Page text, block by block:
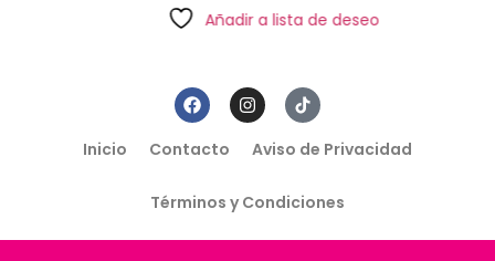
Añadir a lista de deseo
Inicio Contacto Aviso de Privacidad
Términos y Condiciones